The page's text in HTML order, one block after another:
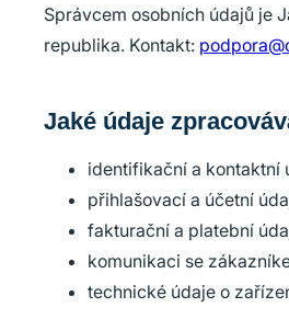
Správcem osobních údajů je
republika. Kontakt:
Jaké údaje
identifikační a kontaktní
přihlašovací a účetní
fakturační a platební
komunikaci se
technické údaje o